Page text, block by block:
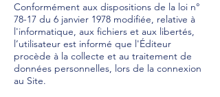
Conformément aux dispositions de la loi n°
78-17 du 6 janvier 1978 modifiée, relative à
l'informatique, aux fichiers et aux libertés,
l’utilisateur est informé que l'Éditeur
procède à la collecte et au traitement de
données personnelles, lors de la connexion
au Site.